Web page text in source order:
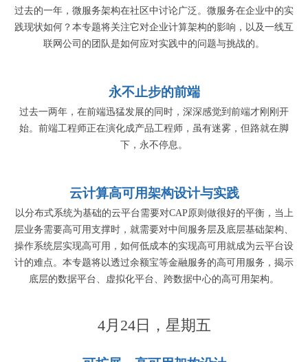
过去的一年，微服务架构在社区中讨论广泛。微服务在企业中的实
践现状如何？本专题将关注它对企业计算架构的影响，以及一线互
联网公司的团队是如何应对实践中的问题与挑战的。
永不止步的前端
过去一两年，在前端迅猛发展的同时，深深感觉到前端才刚刚开
始。前端工程师正在演化成产品工程师，虽有迷雾，但路就在脚
下，永不停息。
云计算高可用架构设计与实践
以分布式系统为基础的云平台需要对CAP原则做很好的平衡，当上
层业务需要高可用支撑时，就需要对中间服务层及底层基础架构、
操作系统层实现高可用，如何低成本的实现高可用就成为云平台设
计的难点。本专题将以透过余额宝等金融服务的高可用服务，揭示
底层的数据平台、虚拟化平台、跨数据中心的高可用架构。
4月24日，星期五